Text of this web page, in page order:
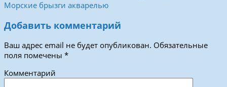
Морские брызги акварелью
Добавить комментарий
Ваш адрес email не будет опубликован. Обязательные
поля помечены *
Комментарий